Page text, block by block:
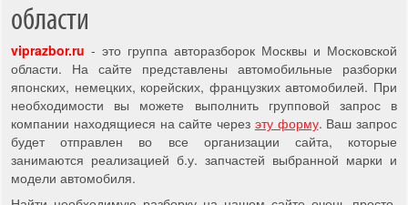
области
viprazbor.ru - это группа авторазборок Москвы и Московской
области. На сайте представлены автомобильные разборки
японских, немецких, корейских, французких автомобилей. При
необходимости вы можете выполнить групповой запрос в
компании находящиеся на сайте через эту форму. Ваш запрос
будет отправлен во все организации сайта, которые
занимаются реализацией б.у. запчастей выбранной марки и
модели автомобиля.